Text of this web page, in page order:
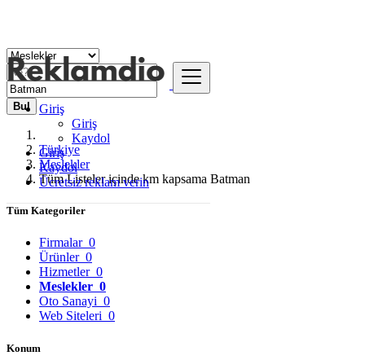
Giriş
Giriş
Kaydol
Giriş
Kaydol
Ücretsiz reklam verin
Bul
Türkiye
Meslekler
Tüm Listeler içinde km kapsama Batman
Tüm Kategoriler
Firmalar 0
Ürünler 0
Hizmetler 0
Meslekler 0
Oto Sanayi 0
Web Siteleri 0
Konum